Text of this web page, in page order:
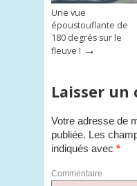
Une vue
époustouflante de
180 degrés sur le
fleuve ! →
Laisser un
Votre adresse de
publiée. Les
indiqués avec *
Commentaire